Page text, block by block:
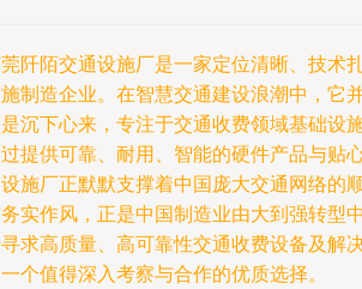
阡陌交通设施厂是一家定位清晰、技术
制造企业。在智慧交通建设浪潮中，它
沉下心来，专注于交通收费领域基础设
提供可靠、耐用、智能的硬件产品与贴
施厂正默默支撑着中国庞大交通网络的
实作风，正是中国制造业由大到强转型
求高质量、高可靠性交通收费设备及解
个值得深入考察与合作的优质选择。